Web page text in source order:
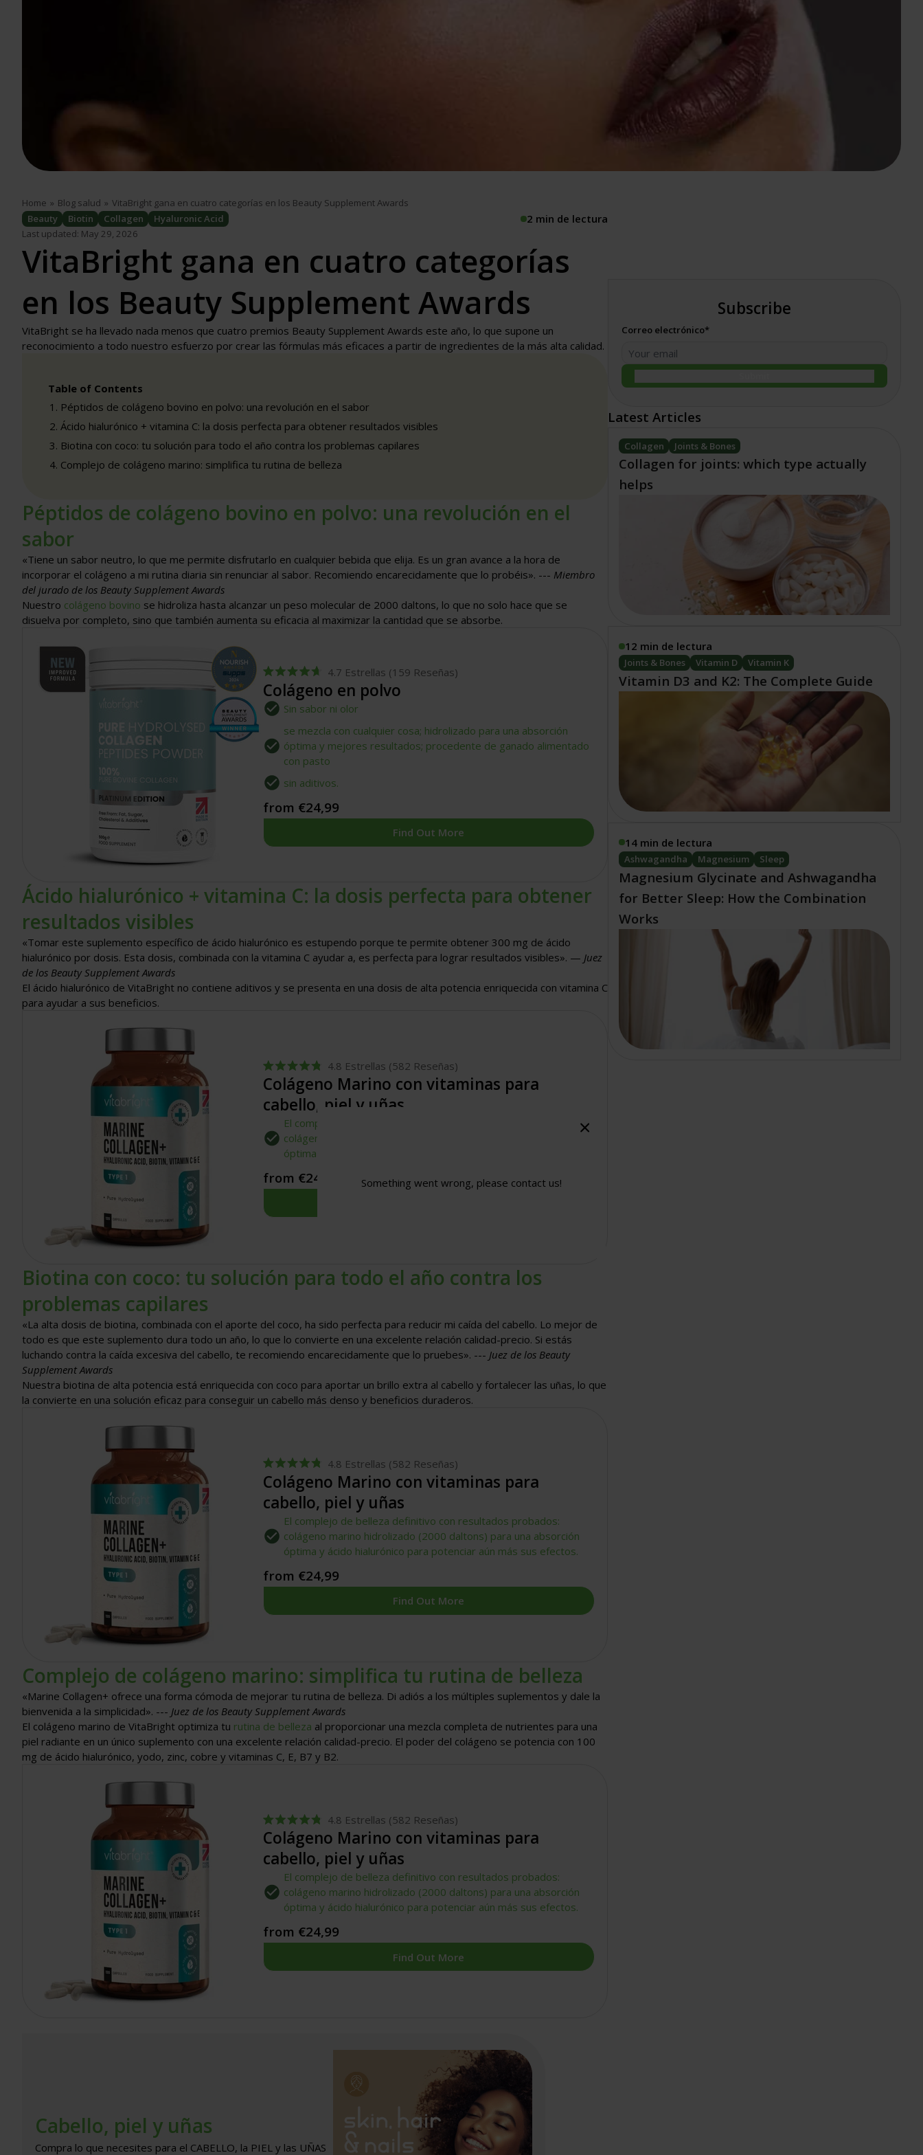
Home » Blog salud » VitaBright gana en cuatro categorías en los Beauty Supplement Awards
Beauty
Biotin Collagen Hyaluronic Acid 2 min de lectura
Last updated: May 29, 2026
VitaBright gana en cuatro categorías
en los Beauty Supplement Awards
VitaBright se ha llevado nada menos que cuatro premios Beauty Supplement Awards este año, lo que supone un
reconocimiento a todo nuestro esfuerzo por crear las fórmulas más eficaces a partir de ingredientes de la más alta calidad.
Table of Contents
Péptidos de colágeno bovino en polvo: una revolución en el sabor
Ácido hialurónico + vitamina C: la dosis perfecta para obtener resultados visibles
Biotina con coco: tu solución para todo el año contra los problemas capilares
Complejo de colágeno marino: simplifica tu rutina de belleza
Péptidos de colágeno bovino en polvo: una revolución en el
sabor
«Tiene un sabor neutro, lo que me permite disfrutarlo en cualquier bebida que elija. Es un gran avance a la hora de
incorporar el colágeno a mi rutina diaria sin renunciar al sabor. Recomiendo encarecidamente que lo probéis». --- Miembro
del jurado de los Beauty Supplement Awards
Nuestro colágeno bovino se hidroliza hasta alcanzar un peso molecular de 2000 daltons, lo que no solo hace que se
disuelva por completo, sino que también aumenta su eficacia al maximizar la cantidad que se absorbe.
Calificado
4.7
de
5
4.7 Estrellas (159 Reseñas)
Colágeno en polvo
Sin sabor ni olor
se mezcla con cualquier cosa; hidrolizado para una absorción
óptima y mejores resultados; procedente de ganado alimentado
con pasto
sin aditivos.
from €24,99
Find Out More
Ácido hialurónico + vitamina C: la dosis perfecta para obtener
resultados visibles
«Tomar este suplemento específico de ácido hialurónico es estupendo porque te permite obtener 300 mg de ácido
hialurónico por dosis. Esta dosis, combinada con la vitamina C ayudar a, es perfecta para lograr resultados visibles». — Juez
de los Beauty Supplement Awards
El ácido hialurónico de VitaBright no contiene aditivos y se presenta en una dosis de alta potencia enriquecida con vitamina C
para ayudar a sus beneficios.
Calificado
4.8
5
4.8 Estrellas (582 Reseñas)
Colágeno Marino con vitaminas para
cabello, piel y uñas
El complejo de belleza definitivo con resultados probados:
colágeno marino hidrolizado (2000 daltons) para una absorción
óptima y ácido hialurónico para potenciar aún más sus efectos.
from €24,99
Biotina con coco: tu solución para todo el año contra los
problemas capilares
«La alta dosis de biotina, combinada con el aporte del coco, ha sido perfecta para reducir mi caída del cabello. Lo mejor de
todo es que este suplemento dura todo un año, lo que lo convierte en una excelente relación calidad-precio. Si estás
luchando contra la caída excesiva del cabello, te recomiendo encarecidamente que lo pruebes». --- Juez de los Beauty
Supplement Awards
Nuestra biotina de alta potencia está enriquecida con coco para aportar un brillo extra al cabello y fortalecer las uñas, lo que
la convierte en una solución eficaz para conseguir un cabello más denso y beneficios duraderos.
Calificado
4.8
5
4.8 Estrellas (582 Reseñas)
Colágeno Marino con vitaminas para
cabello, piel y uñas
El complejo de belleza definitivo con resultados probados:
colágeno marino hidrolizado (2000 daltons) para una absorción
óptima y ácido hialurónico para potenciar aún más sus efectos.
from €24,99
Find Out More
Complejo de colágeno marino: simplifica tu rutina de belleza
«Marine Collagen+ ofrece una forma cómoda de mejorar tu rutina de belleza. Di adiós a los múltiples suplementos y dale la
bienvenida a la simplicidad». --- Juez de los Beauty Supplement Awards
El colágeno marino de VitaBright optimiza tu rutina de belleza al proporcionar una mezcla completa de nutrientes para una
piel radiante en un único suplemento con una excelente relación calidad-precio. El poder del colágeno se potencia con 100
mg de ácido hialurónico, yodo, zinc, cobre y vitaminas C, E, B7 y B2.
Calificado
4.8
5
4.8 Estrellas (582 Reseñas)
Colágeno Marino con vitaminas para
cabello, piel y uñas
El complejo de belleza definitivo con resultados probados:
colágeno marino hidrolizado (2000 daltons) para una absorción
óptima y ácido hialurónico para potenciar aún más sus efectos.
from €24,99
Find Out More
Cabello, piel y uñas
Compra lo que necesites para el CABELLO, la PIEL y las UÑAS
Subscribe
Correo electrónico*
Latest Articles
Collagen Joints & Bones
Collagen for joints: which type actually
helps
12 min de lectura
Joints & Bones Vitamin D Vitamin K
Vitamin D3 and K2: The Complete Guide
14 min de lectura
Ashwagandha Magnesium Sleep
Magnesium Glycinate and Ashwagandha
for Better Sleep: How the Combination
Works
Something went wrong, please contact us!